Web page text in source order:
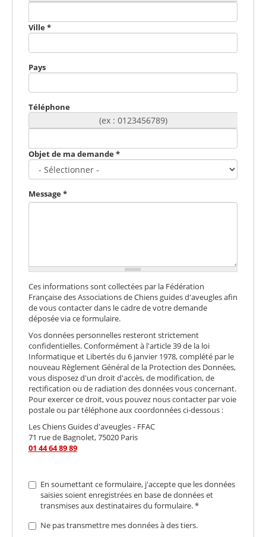
Ville*
Pays
Téléphone
(ex : 0123456789)
Objet de ma demande*
Message*
Ces informations sont collectées par la Fédération
Française des Associations de Chiens guides d'aveugles afin
de vous contacter dans le cadre de votre demande
déposée via ce formulaire.
Vos données personnelles resteront strictement
confidentielles. Conformément à l'article 39 de la loi
Informatique et Libertés du 6 janvier 1978, complété par le
nouveau Règlement Général de la Protection des Données,
vous disposez d'un droit d'accès, de modification, de
rectification ou de radiation des données vous concernant.
Pour exercer ce droit, vous pouvez nous contacter par voie
postale ou par téléphone aux coordonnées ci-dessous :
Les Chiens Guides d'aveugles - FFAC
71 rue de Bagnolet, 75020 Paris
01 44 64 89 89
En soumettant ce formulaire, j'accepte que les données
saisies soient enregistrées en base de données et
transmises aux destinataires du formulaire. *
*
Ne pas transmettre mes données à des tiers.